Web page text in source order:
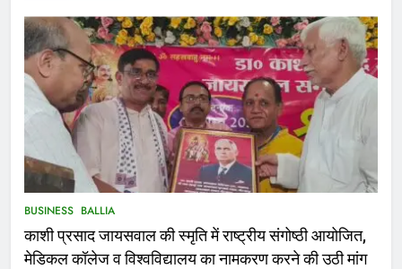
BUSINESS BALLIA
काशी प्रसाद जायसवाल की स्मृति में राष्ट्रीय संगोष्ठी आयोजित,
मेडिकल कॉलेज व विश्वविद्यालय का नामकरण करने की उठी मांग
167
Ballia : थैंक्यू बलिया पुलिस: पीड़िता को
मिले 1.38 लाख रूपये
NATIONAL बलिया
कोचिंग सेंटर में लगी भीषण आग, जान
बचाने के लिए छात्रों ने लगाई छलांग, कई
2